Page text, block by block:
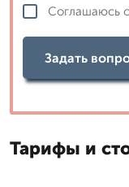
Соглашаюсь с
Задать
Тарифы и